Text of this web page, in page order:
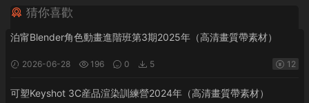
猜你喜歡
泊甯Blender角色動畫進階班第3期2025年（高清畫質帶素材）
2026-06-28 196 0 5 12
可塑Keyshot 3C産品渲染訓練營2024年（高清畫質帶素材）